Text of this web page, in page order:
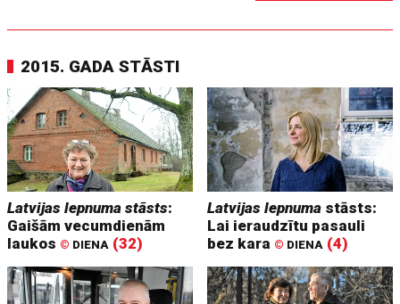
2015. GADA STĀSTI
Latvijas lepnuma stāsts:
Gaišām vecumdienām
laukos © DIENA (32)
Latvijas lepnuma stāsts:
Lai ieraudzītu pasauli
bez kara © DIENA (4)